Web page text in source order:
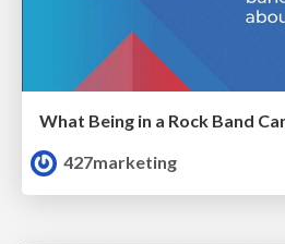
427marketing